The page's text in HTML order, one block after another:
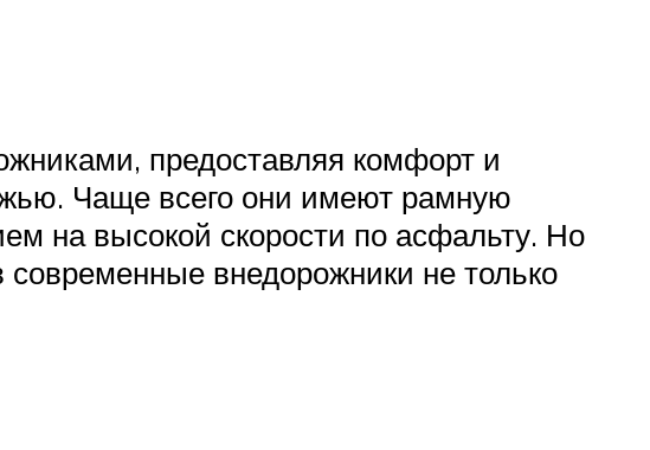
предоставляя комфорт и
Чаще всего они имеют рамную
на высокой скорости по асфальту. Но
внедорожники не только